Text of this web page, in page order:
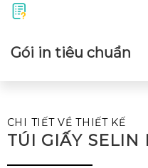
Gói in tiêu chuẩn
CHI TIẾT VỀ THIẾT KẾ
TÚI GIẤY SELIN